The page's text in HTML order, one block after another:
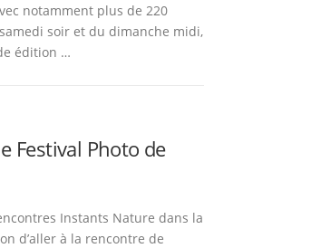
notamment plus de 220
soir et du dimanche midi,
édition …
Festival Photo de
Instants Nature dans la
d’aller à la rencontre de